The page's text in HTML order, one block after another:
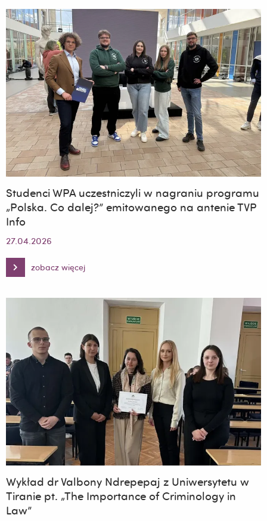
teorii
obiektywnego
przypisania
skutku
w
pracy
prokuratora
Studenci WPA uczestniczyli w nagraniu programu
„Polska. Co dalej?” emitowanego na antenie TVP
Info
27.04.2026
zobacz więcej
Studenci
WPA
w
dalej?”
emitowanego
na
antenie
TVP
Info
Wykład dr Valbony Ndrepepaj z Uniwersytetu w
Tiranie pt. „The Importance of Criminology in
Law”